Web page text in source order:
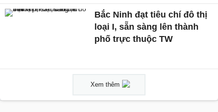
Bắc Ninh đạt tiêu chí đô thị
loại I, sẵn sàng lên thành
phố trực thuộc TW
Xem thêm